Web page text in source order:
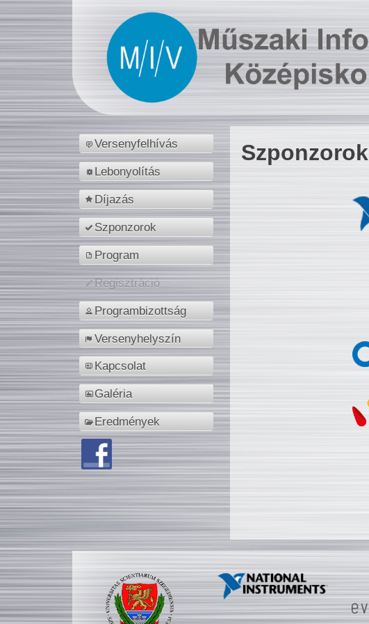
Versenyfelhívás
Lebonyolítás
Díjazás
Szponzorok
Program
Regisztráció
Programbizottság
Versenyhelyszín
Kapcsolat
Galéria
Eredmények
Szponzorok